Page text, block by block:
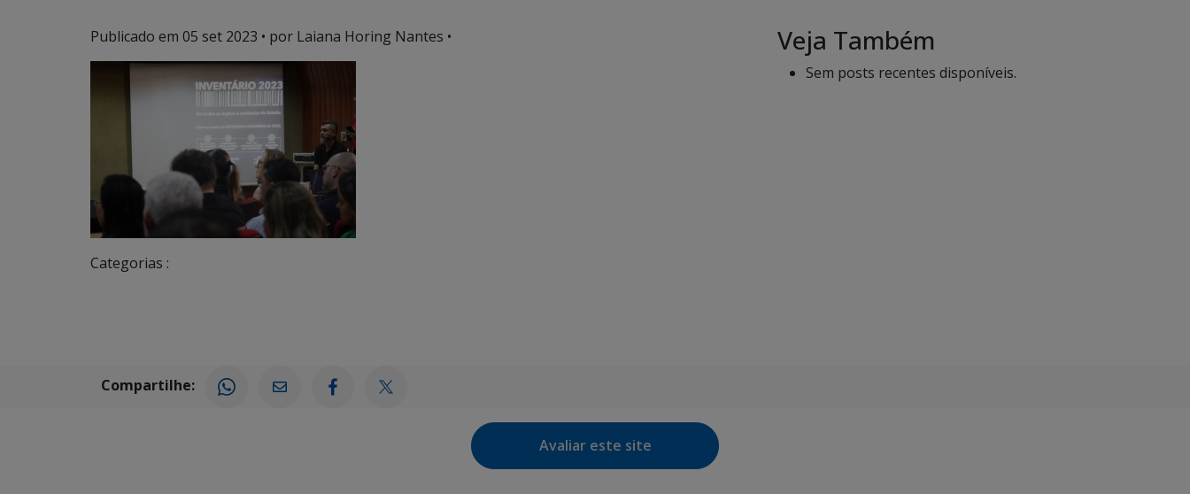
Publicado em 05 set 2023 • por Laiana Horing Nantes •
Categorias :
Veja Também
Sem posts recentes disponíveis.
Compartilhe:
Avaliar este site